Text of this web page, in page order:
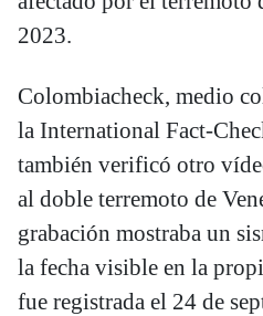
2023.
Colombiacheck, medio
la International Fact-
también verificó otro
al doble terremoto de
grabación mostraba un
la fecha visible en la
fue registrada el 24 de